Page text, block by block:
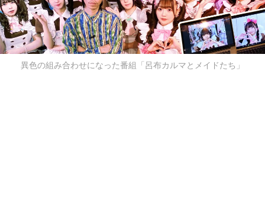
異色の組み合わせになった番組「呂布カルマとメイドたち」